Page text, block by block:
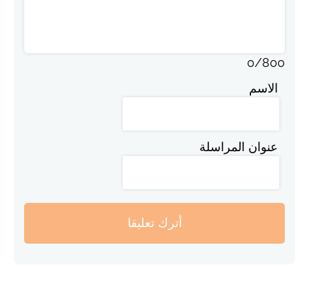
0/800
الاسم
عنوان المراسلة
أترك تعليقا